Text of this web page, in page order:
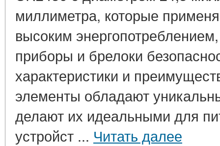
миллиметра, которые
высоким
приборы и брелоки
характеристики и
элементы обладают
делают их идеальными для
устройст ... Читать далее